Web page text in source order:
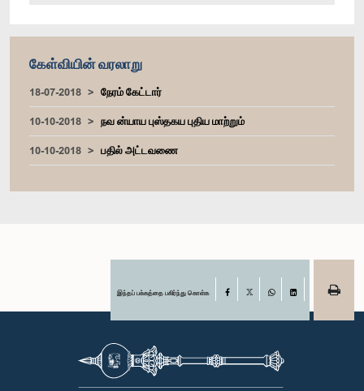
கேள்வியின் வரலாறு
18-07-2018
நேரம் கேட்டார்
10-10-2018
நவ ன்யாய புஸ்தகய புதிய மாற்றும்
10-10-2018
பதில் அட்டவணை
இந்தப் பக்கத்தை பகிர்ந்து கொள்க Facebook